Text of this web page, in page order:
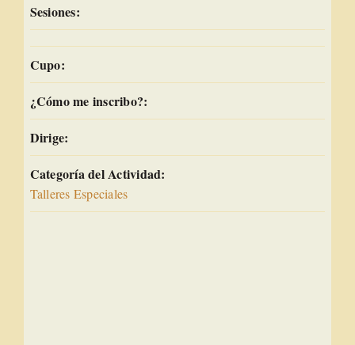
Sesiones:
Cupo:
¿Cómo me inscribo?:
Dirige:
Categoría del Actividad:
Talleres Especiales